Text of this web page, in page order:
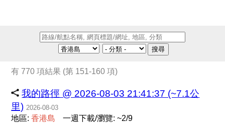
搜尋
有 770 項結果 (第 151-160 項)
我的路徑 @ 2026-08-03 21:41:37 (~7.1公
里) 2026-08-03
地區:香港島 一週下載/瀏覽: ~2/9